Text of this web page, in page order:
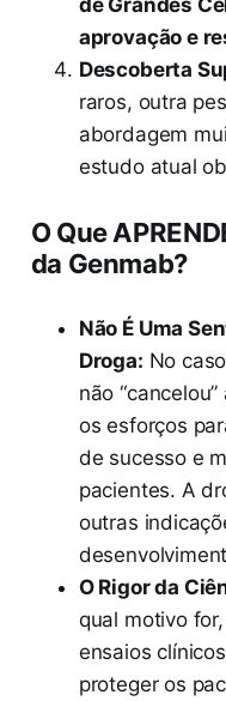
de Grandes
aprovação e
Descoberta
raros, outra
abordagem
estudo atual
O Que
da Genmab?
Não É Uma
Droga: No
não
os esforços
de sucesso e
pacientes. A
outras
O Rigor da
qual motivo
ensaios
proteger os